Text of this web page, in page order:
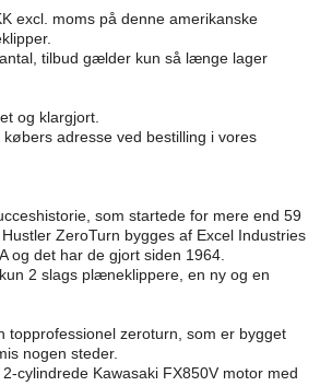
excl. moms på denne amerikanske
tilbud gælder kun så længe lager
og klargjort.
adresse ved bestilling i vores
som startede for mere end 59
ZeroTurn bygges af Excel Industries
og det har de gjort siden 1964.
2 slags plæneklippere, en ny og en
topprofessionel zeroturn, som er bygget
nogen steder.
cylindrede Kawasaki FX850V motor med